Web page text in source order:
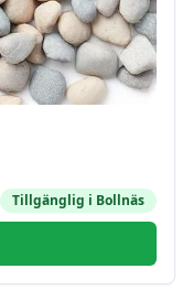
Tillgänglig i Bollnäs